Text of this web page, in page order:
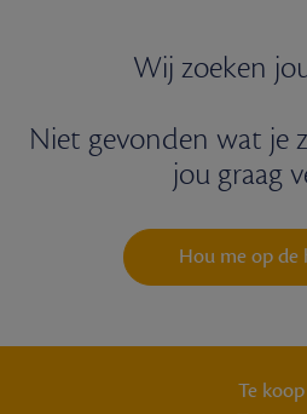
Wij zoeken
Niet gevonden wat je
jou graag
Hou me op de
Te koop